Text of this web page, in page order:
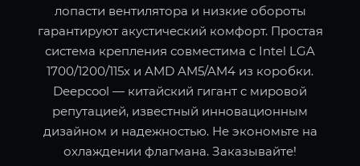
лопасти вентилятора и низкие обороты
гарантируют акустический комфорт. Простая
система крепления совместима с Intel LGA
1700/1200/115x и AMD AM5/AM4 из коробки.
Deepcool — китайский гигант с мировой
репутацией, известный инновационным
дизайном и надежностью. Не экономьте на
охлаждении флагмана. Заказывайте!